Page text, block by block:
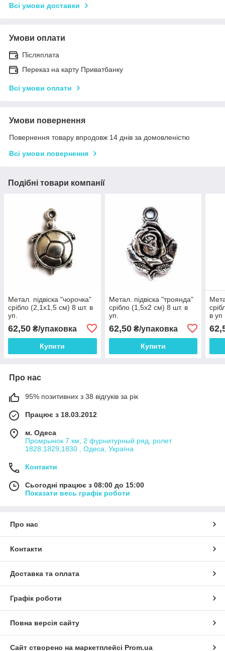
Всі умови доставки
Умови оплати
Післяплата
Переказ на карту Приватбанку
Всі умови оплати
Умови повернення
Повернення товару впродовж 14 днів за домовленістю
Всі умови повернення
Подібні товари компанії
Метал. підвіска "чорочка"
срібло (2,1х1,5 см) 8 шт. в
уп.
62,50 ₴/упаковка
Купити
Метал. підвіска "троянда"
срібло (1,5х2 см) 8 шт. в
уп.
62,50₴/упаковка
Купити
в уп
Про нас
95% позитивних з 38 відгуків за рік
Працює з 18.03.2012
м. Одеса
Промрынок 7 км, 2 фурнитурный ряд, ролет
1828.1829,1830 , Одеса, Україна
Контакти
Сьогодні працює з 08:00 до 15:00
Показати весь графік роботи
Про нас
Контакти
Доставка та оплата
Графік роботи
Повна версія сайту
Сайт створено на маркетплейсі Prom.ua